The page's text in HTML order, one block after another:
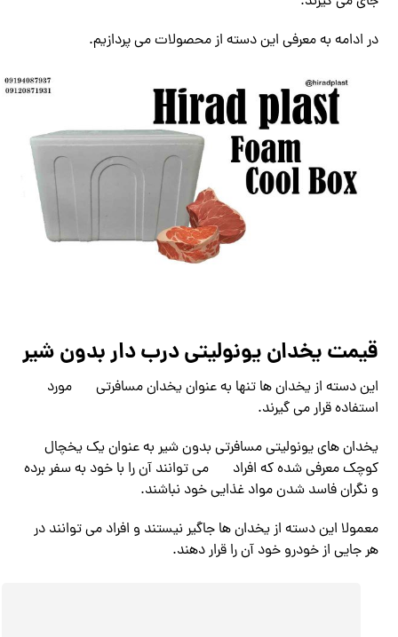
در ادامه به معرفی این دسته از محصولات می پردازیم.
قیمت یخدان یونولیتی درب دار بدون شیر
این دسته از یخدان ها تنها به عنوان یخدان مسافرتی
مورد
استفاده قرار می گیرند.
یخدان های یونولیتی مسافرتی بدون شیر به عنوان یک یخچال
کوچک معرفی شده که افراد
می توانند آن را با خود به سفر برده
و نگران فاسد شدن مواد غذایی خود نباشند.
معمولا این دسته از یخدان ها جاگیر نیستند و افراد می توانند در
هر جایی از خودرو خود آن را قرار دهند.